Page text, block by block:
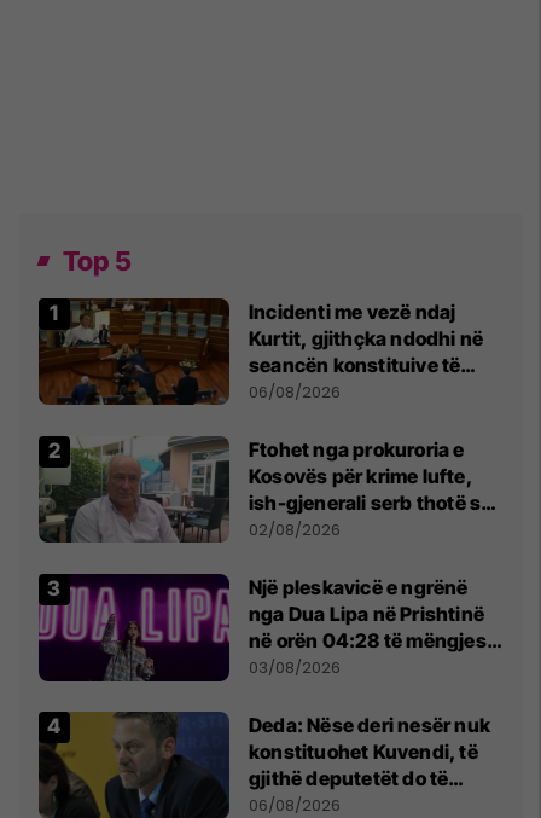
Top 5
Incidenti me vezë ndaj
Kurtit, gjithçka ndodhi në
seancën konstituive të
Kuvendit
06/08/2026
Ftohet nga prokuroria e
Kosovës për krime lufte,
ish-gjenerali serb thotë se
dikush e tradhtoi në
02/08/2026
Një pleskavicë e ngrënë
nga Dua Lipa në Prishtinë
në orën 04:28 të mëngjesit
- dhe bota digjitale serbe
03/08/2026
Deda: Nëse deri nesër nuk
konstituohet Kuvendi, të
gjithë deputetët do të
bëjnë shkelje të rëndë
06/08/2026